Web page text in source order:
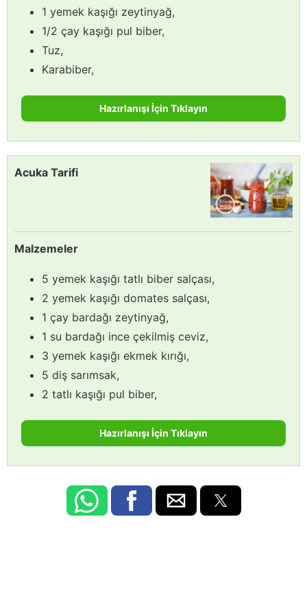
1 yemek kaşığı zeytinyağ,
1/2 çay kaşığı pul biber,
Tuz,
Karabiber,
Hazırlanışı İçin Tıklayın
Acuka Tarifi
Malzemeler
5 yemek kaşığı tatlı biber salçası,
2 yemek kaşığı domates salçası,
1 çay bardağı zeytinyağ,
1 su bardağı ince çekilmiş ceviz,
3 yemek kaşığı ekmek kırığı,
5 diş sarımsak,
2 tatlı kaşığı pul biber,
Hazırlanışı İçin Tıklayın